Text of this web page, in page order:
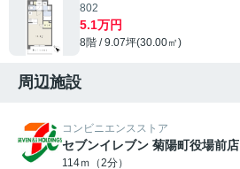
802
5.1万円
8階 / 9.07坪(30.00㎡)
周辺施設
コンビニエンスストア
セブンイレブン 菊陽町役場前店
114ｍ（2分）